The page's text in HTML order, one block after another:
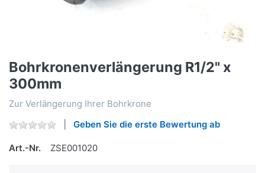
Bohrkronenverlängerung R1/2" x
300mm
Zur Verlängerung Ihrer Bohrkrone
Geben Sie die erste Bewertung ab
Art.-Nr. ZSE001020